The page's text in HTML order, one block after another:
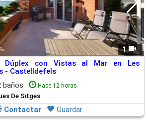
1
Dúplex con Vistas al Mar en Les
- Castelldefels
baños Hace 12 horas
De Sitges
Contactar Guardar